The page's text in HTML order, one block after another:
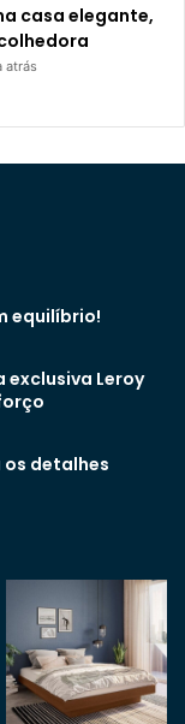
casa elegante,
atrás
equilíbrio!
exclusiva Leroy
os detalhes